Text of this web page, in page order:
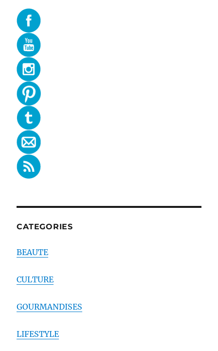
CATEGORIES
BEAUTE
CULTURE
GOURMANDISES
LIFESTYLE